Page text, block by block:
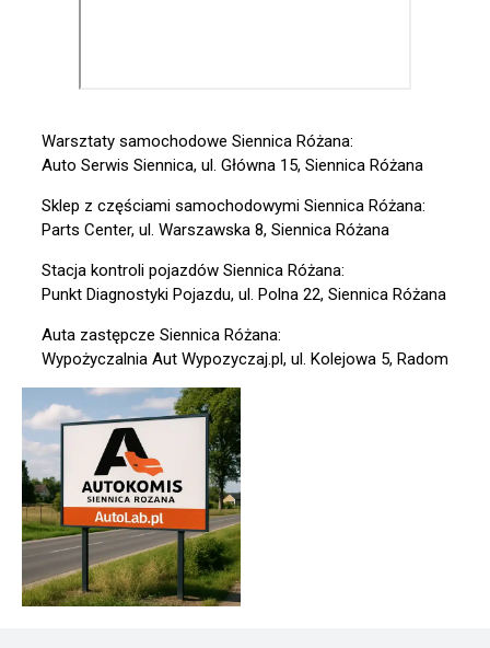
Warsztaty samochodowe Siennica Różana:
Auto Serwis Siennica, ul. Główna 15, Siennica Różana
Sklep z częściami samochodowymi Siennica Różana:
Parts Center, ul. Warszawska 8, Siennica Różana
Stacja kontroli pojazdów Siennica Różana:
Punkt Diagnostyki Pojazdu, ul. Polna 22, Siennica Różana
Auta zastępcze Siennica Różana:
Wypożyczalnia Aut Wypozyczaj.pl, ul. Kolejowa 5, Radom